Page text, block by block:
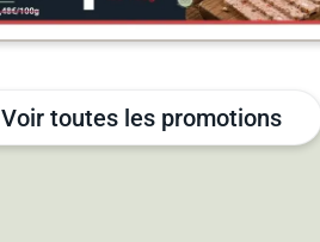
Voir toutes les promotions